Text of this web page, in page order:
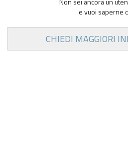
e vuoi saperne
CHIEDI MAGGIORI